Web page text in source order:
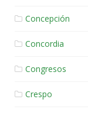
Concepción
Concordia
Congresos
Crespo